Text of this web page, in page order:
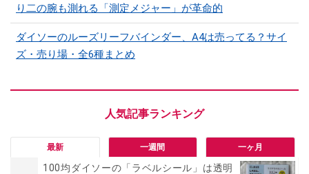
り二の腕も測れる「測定メジャー」が革命的
ダイソーのルーズリーフバインダー、A4は売ってる？サイ
ズ・売り場・全6種まとめ
最新 一週間 一ヶ月
100均ダイソーの「ラベルシール」は透明